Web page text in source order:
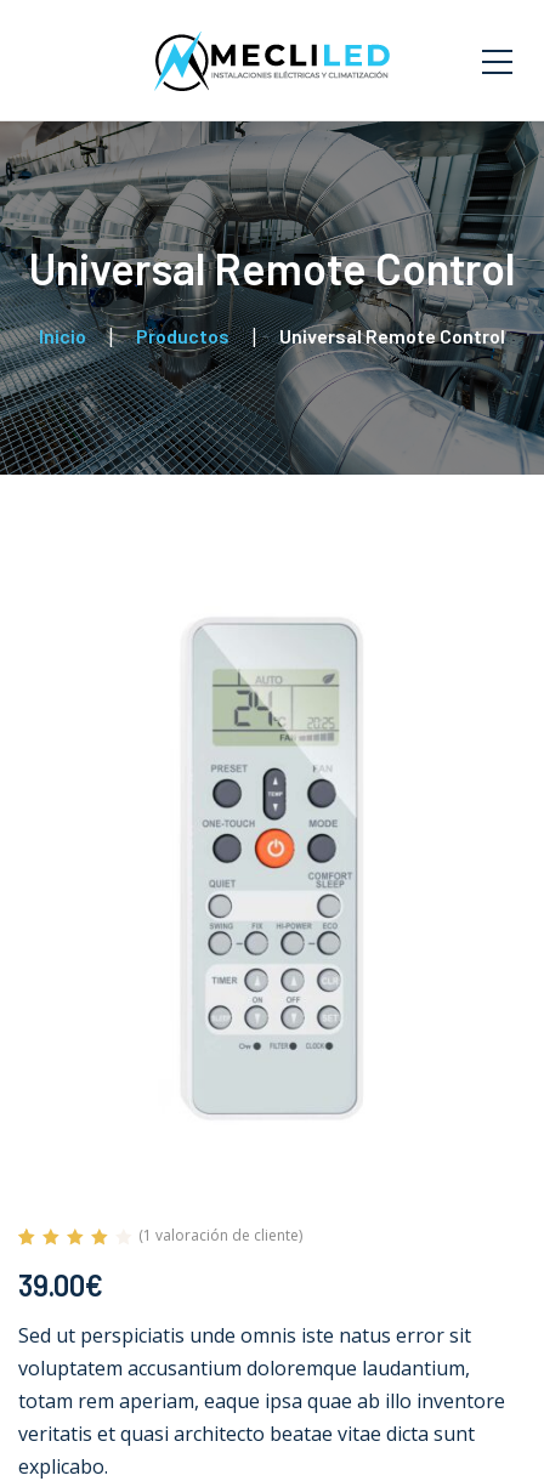
Universal Remote Control
Inicio Productos Universal Remote Control
con 4.00
base a
valoración
de un
cliente
(1 valoración de cliente)
39.00€
Sed ut perspiciatis unde omnis iste natus error sit
voluptatem accusantium doloremque laudantium,
totam rem aperiam, eaque ipsa quae ab illo inventore
veritatis et quasi architecto beatae vitae dicta sunt
explicabo.